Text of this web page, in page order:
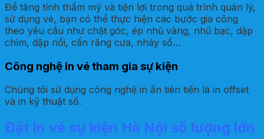
Để tăng tính thẩm mỹ và tiện lợi trong quá trình quản lý,
sử dụng vé, bạn có thể thực hiện các bước gia công
theo yêu cầu như chặt góc, ép nhũ vàng, nhũ bạc, dập
chìm, dập nổi, cấn răng cưa, nhảy số…
Công nghệ in vé tham gia sự kiện
Chúng tôi sử dụng công nghệ in ấn tiên tiến là in offset
và in kỹ thuật số.
Đặt in vé sự kiện Hà Nội số lượng lớn